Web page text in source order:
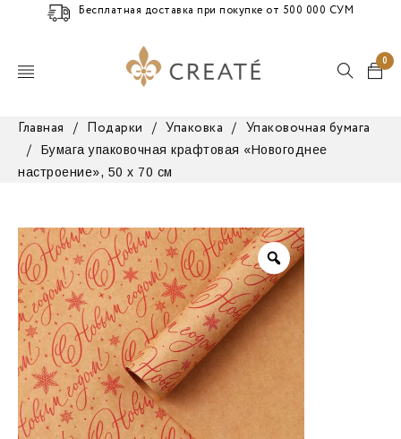
Бесплатная доставка при покупке от 500 000 СУМ
0
Главная / Подарки / Упаковка /
Упаковочная бумага
/
Бумага упаковочная крафтовая «Новогоднее
настроение», 50 х 70 см